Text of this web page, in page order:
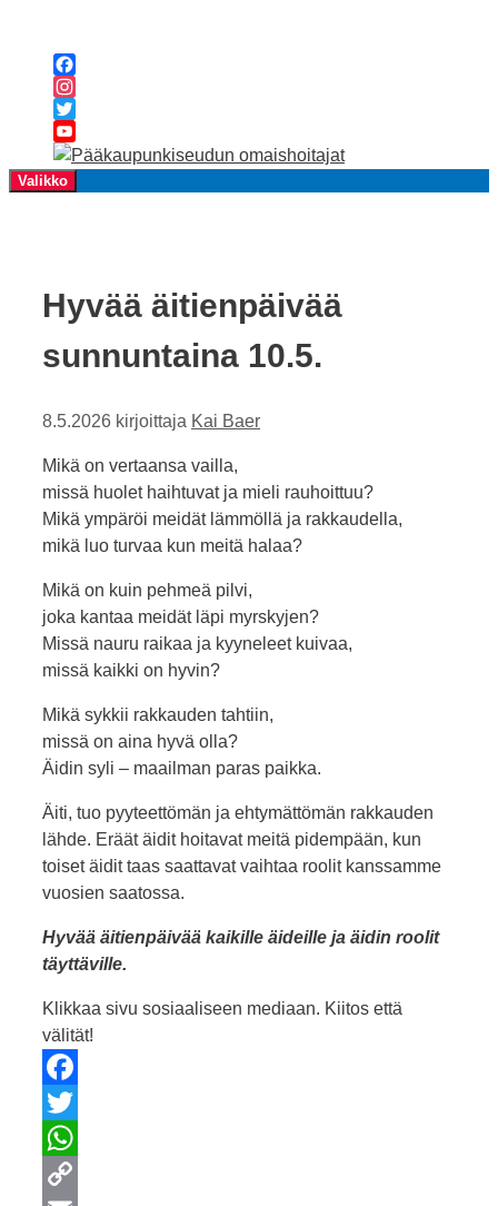
Facebook
Instagram
Twitter
YouTube
Channel
Valikko
Hyvää äitienpäivää
sunnuntaina 10.5.
8.5.2026 kirjoittaja Kai Baer
Mikä on vertaansa vailla,
missä huolet haihtuvat ja mieli rauhoittuu?
Mikä ympäröi meidät lämmöllä ja rakkaudella,
mikä luo turvaa kun meitä halaa?
Mikä on kuin pehmeä pilvi,
joka kantaa meidät läpi myrskyjen?
Missä nauru raikaa ja kyyneleet kuivaa,
missä kaikki on hyvin?
Mikä sykkii rakkauden tahtiin,
missä on aina hyvä olla?
Äidin syli – maailman paras paikka.
Äiti, tuo pyyteettömän ja ehtymättömän rakkauden
lähde. Eräät äidit hoitavat meitä pidempään, kun
toiset äidit taas saattavat vaihtaa roolit kanssamme
vuosien saatossa.
Hyvää äitienpäivää kaikille äideille ja äidin roolit
täyttäville.
Klikkaa sivu sosiaaliseen mediaan. Kiitos että
välität!
Facebook
Twitter
WhatsApp